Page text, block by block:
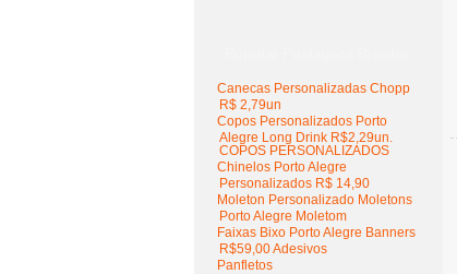
Canecas Personalizadas Chopp
R$ 2,79un
Copos Personalizados Porto
Alegre Long Drink R$2,29un.
COPOS PERSONALIZADOS
Chinelos Porto Alegre
Personalizados R$ 14,90
Moleton Personalizado Moletons
Porto Alegre Moletom
Faixas Bixo Porto Alegre Banners
R$59,00 Adesivos
Panfletos